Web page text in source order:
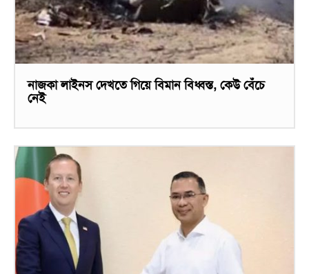
নাজকা লাইনস দেখতে গিয়ে বিমান বিধ্বস্ত, কেউ বেঁচে
নেই